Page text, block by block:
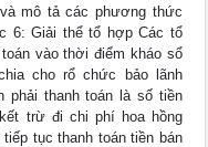
mô tả các phương thức
6: Giải thể tổ hợp Các tổ
vào thời điểm kháo sổ
cho rổ chức bảo lãnh
phải thanh toán là số tiền
trừ đi chi phí hoa hồng
tục thanh toán tiền bán